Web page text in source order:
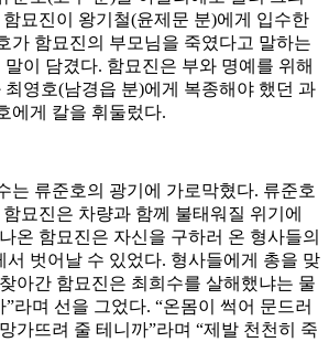
묘진이 왕기철(윤제문 분)에게 입수한
가 함묘진의 부모님을 죽였다고 말하는
이 담겼다. 함묘진은 부와 명예를 위해
영호(남경읍 분)에게 복종해야 했던 과
에게 칼을 휘둘렀다.
는 류준호의 광기에 가로막혔다. 류준호
묘진은 차량과 함께 불태워질 위기에
온 함묘진은 자신을 구하러 온 형사들의
서 벗어날 수 있었다. 형사들에게 총을 맞
아간 함묘진은 최희수를 살해했냐는 물
라며 선을 그었다. “온몸이 썩어 문드러
가뜨려 줄 테니까”라며 “제발 천천히 죽